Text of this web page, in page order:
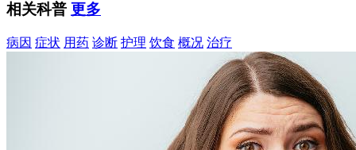
相关科普 更多
病因 症状 用药 诊断 护理 饮食 概况 治疗